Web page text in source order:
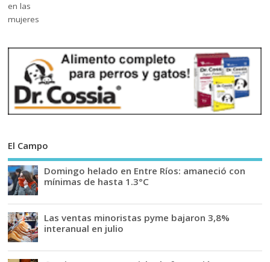
El Campo
Domingo helado en Entre Ríos: amaneció con
mínimas de hasta 1.3°C
Las ventas minoristas pyme bajaron 3,8%
interanual en julio